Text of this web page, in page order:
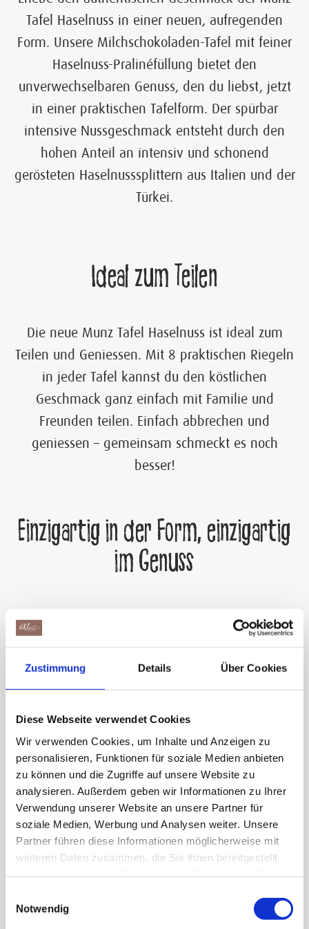
Zustimmung Details Über Cookies
Diese Webseite verwendet Cookies
Wir verwenden Cookies, um Inhalte und Anzeigen zu
personalisieren, Funktionen für soziale Medien anbieten
zu können und die Zugriffe auf unsere Website zu
analysieren. Außerdem geben wir Informationen zu Ihrer
Verwendung unserer Website an unsere Partner für
soziale Medien, Werbung und Analysen weiter. Unsere
Partner führen diese Informationen möglicherweise mit
weiteren Daten zusammen, die Sie ihnen bereitgestellt
Notwendig
Tafel Haselnuss in einer neuen, aufregenden
Form. Unsere Milchschokoladen-Tafel mit feiner
Haselnuss-Pralinéfüllung bietet den
unverwechselbaren Genuss, den du liebst, jetzt
in einer praktischen Tafelform. Der spürbar
intensive Nussgeschmack entsteht durch den
hohen Anteil an intensiv und schonend
gerösteten Haselnusssplittern aus Italien und der
Türkei.
Ideal zum Teilen
Die neue Munz Tafel Haselnuss ist ideal zum
Teilen und Geniessen. Mit 8 praktischen Riegeln
in jeder Tafel kannst du den köstlichen
Geschmack ganz einfach mit Familie und
Freunden teilen. Einfach abbrechen und
geniessen – gemeinsam schmeckt es noch
besser!
Einzigartig in der Form, einzigartig
im Genuss
Die Munz Tafel Haselnuss vereint erlesene
Geschmackserlebnis. Die feine Haselnuss-
Haselnusssplittern aus Italien und der Türkei
sorgt für einen besonders intensiven
Nussgeschmack. Diese sorgfältige Kombination
macht die Munz Tafel Haselnuss zu einem
wahren Genuss für Liebhaber von nussigen
Schokoladen.